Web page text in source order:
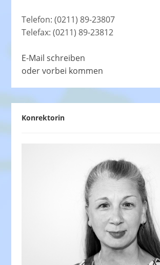
Telefon: (0211) 89-23807
Telefax: (0211) 89-23812
E-Mail schreiben
oder vorbei kommen
Konrektorin